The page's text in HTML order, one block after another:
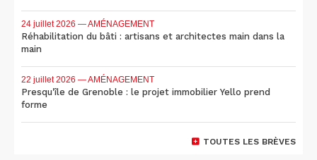
24 juillet 2026 — AMÉNAGEMENT
Réhabilitation du bâti : artisans et architectes main dans la
main
22 juillet 2026 — AMÉNAGEMENT
Presqu'île de Grenoble : le projet immobilier Yello prend
forme
TOUTES LES BRÈVES